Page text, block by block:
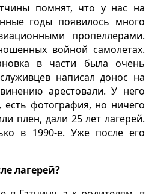
помнят, что у нас на
годы появилось много
пропеллерами.
войной самолетах.
в части была очень
написал донос на
арестовали. У него
есть фотография, но ничего
плен, дали 25 лет лагерей.
в 1990-е. Уже после его
лагерей?